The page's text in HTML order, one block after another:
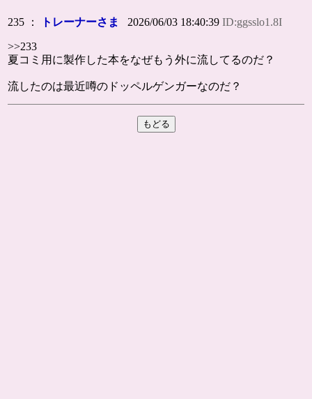
235 ： トレーナーさま 2026/06/03 18:40:39ID:ggsslo1.8I
>>233
夏コミ用に製作した本をなぜもう外に流してるのだ？
流したのは最近噂のドッペルゲンガーなのだ？